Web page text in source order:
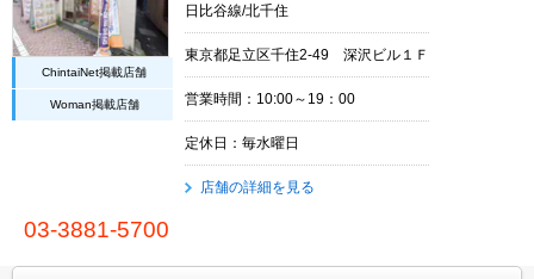
ChintaiNet掲載店舗
Woman掲載店舗
日比谷線/北千住
東京都足立区千住2-49 深沢ビル１Ｆ
営業時間：10:00～19：00
定休日：毎水曜日
店舗の詳細を見る
03-3881-5700